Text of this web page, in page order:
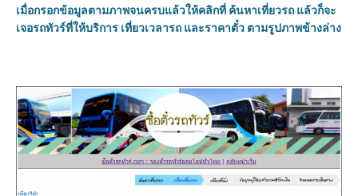
เมื่อกรอกข้อมูลตามภาพจนครบแล้วให้คลิกที่ ค้นหาเที่ยวรถ แล้วก็จะ
เจอรถทัวร์ที่ให้บริการ เที่ยวเวลารถ และราคาตั๋ว ตามรูปภาพข้างล่าง